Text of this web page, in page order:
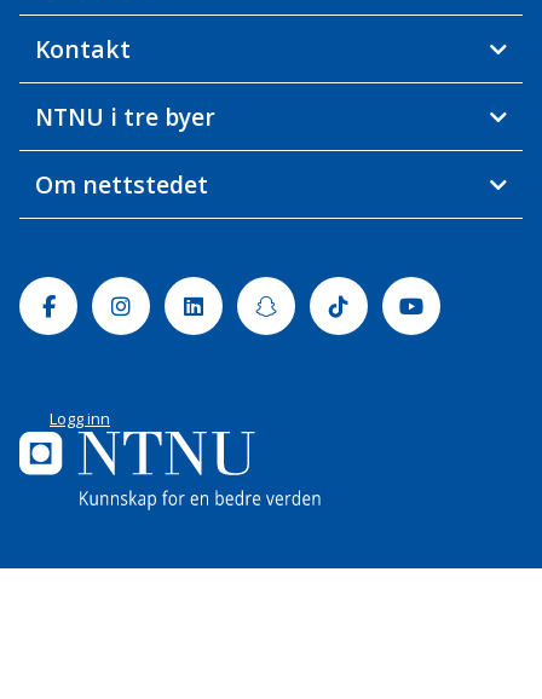
Kontakt
NTNU i tre byer
Om nettstedet
FacebookInstagramLinkedinSnapchatTiktok Youtube
Logg inn